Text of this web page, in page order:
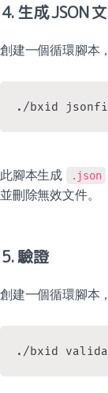
4. 生成 JSON
創建一個循環腳本
./bxid
此腳本生成 .json
並刪除無效文件。
5. 驗證
創建一個循環腳本
./bxid